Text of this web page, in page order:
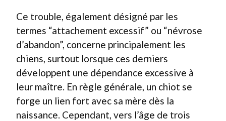
Ce trouble, également désigné par les
termes “attachement excessif” ou “névrose
d’abandon”, concerne principalement les
chiens, surtout lorsque ces derniers
développent une dépendance excessive à
leur maître. En règle générale, un chiot se
forge un lien fort avec sa mère dès la
naissance. Cependant, vers l’âge de trois